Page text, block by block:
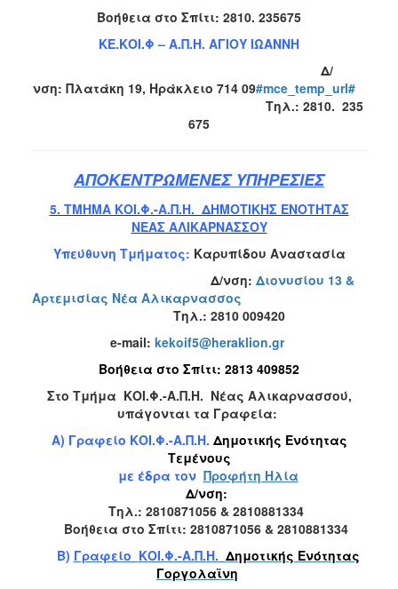
Βοήθεια στο Σπίτι: 2810. 235675
ΚΕ.ΚΟΙ.Φ – Α.Π.Η. ΑΓΙΟΥ ΙΩΑΝΝΗ
Δ/
νση: Πλατάκη 19, Ηράκλειο 714 09#mce_temp_url#
Τηλ.: 2810. 235
675
ΑΠΟΚΕΝΤΡΩΜΕΝΕΣ ΥΠΗΡΕΣΙΕΣ
5. ΤΜΗΜΑ ΚΟΙ.Φ.-Α.Π.Η. ΔΗΜΟΤΙΚΗΣ ΕΝΟΤΗΤΑΣ
ΝΕΑΣ ΑΛΙΚΑΡΝΑΣΣΟΥ
Υπεύθυνη Τμήματος: Καρυπίδου Αναστασία
Δ/νση: Διονυσίου 13 &
Αρτεμισίας Νέα Αλικαρνασσος
Τηλ.: 2810 009420
e-mail: kekoif5@heraklion.gr
Βοήθεια στο Σπίτι: 2813 409852
Στο Τμήμα ΚΟΙ.Φ.-Α.Π.Η. Νέας Αλικαρνασσού,
υπάγονται τα Γραφεία:
Α) Γραφείο ΚΟΙ.Φ.-Α.Π.Η. Δημοτικής Ενότητας
Τεμένους
με έδρα τον Προφήτη Ηλία
Δ/νση:
Τηλ.: 2810871056 & 2810881334
Βοήθεια στο Σπίτι: 2810871056 & 2810881334
Β) Γραφείο ΚΟΙ.Φ.-Α.Π.Η. Δημοτικής Ενότητας
Γοργολαϊνη